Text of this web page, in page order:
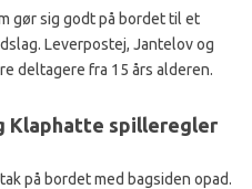
gør sig godt på bordet til et
Leverpostej, Jantelov og
deltagere fra 15 års alderen.
Klaphatte spilleregler
på bordet med bagsiden opad.